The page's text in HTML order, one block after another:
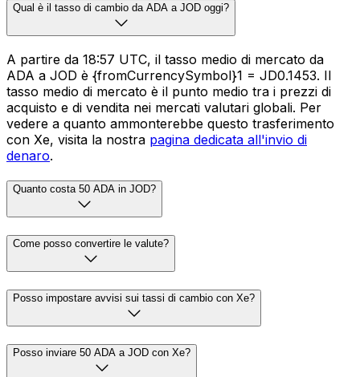
Qual è il tasso di cambio da ADA a JOD oggi?
A partire da 18:57 UTC, il tasso medio di mercato da
ADA a JOD è {fromCurrencySymbol}1 = JD0.1453. Il
tasso medio di mercato è il punto medio tra i prezzi di
acquisto e di vendita nei mercati valutari globali. Per
vedere a quanto ammonterebbe questo trasferimento
con Xe, visita la nostra pagina dedicata all'invio di
denaro.
Quanto costa 50 ADA in JOD?
Come posso convertire le valute?
Posso impostare avvisi sui tassi di cambio con Xe?
Posso inviare 50 ADA a JOD con Xe?